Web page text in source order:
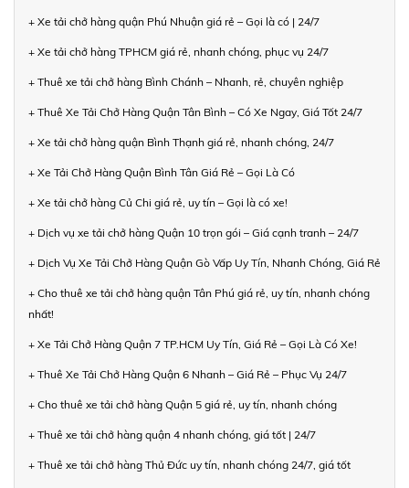
+ Xe tải chở hàng quận Phú Nhuận giá rẻ – Gọi là có | 24/7
+ Xe tải chở hàng TPHCM giá rẻ, nhanh chóng, phục vụ 24/7
+ Thuê xe tải chở hàng Bình Chánh – Nhanh, rẻ, chuyên nghiệp
+ Thuê Xe Tải Chở Hàng Quận Tân Bình – Có Xe Ngay, Giá Tốt 24/7
+ Xe tải chở hàng quận Bình Thạnh giá rẻ, nhanh chóng, 24/7
+ Xe Tải Chở Hàng Quận Bình Tân Giá Rẻ – Gọi Là Có
+ Xe tải chở hàng Củ Chi giá rẻ, uy tín – Gọi là có xe!
+ Dịch vụ xe tải chở hàng Quận 10 trọn gói – Giá cạnh tranh – 24/7
+ Dịch Vụ Xe Tải Chở Hàng Quận Gò Vấp Uy Tín, Nhanh Chóng, Giá Rẻ
+ Cho thuê xe tải chở hàng quận Tân Phú giá rẻ, uy tín, nhanh chóng
nhất!
+ Xe Tải Chở Hàng Quận 7 TP.HCM Uy Tín, Giá Rẻ – Gọi Là Có Xe!
+ Thuê Xe Tải Chở Hàng Quận 6 Nhanh – Giá Rẻ – Phục Vụ 24/7
+ Cho thuê xe tải chở hàng Quận 5 giá rẻ, uy tín, nhanh chóng
+ Thuê xe tải chở hàng quận 4 nhanh chóng, giá tốt | 24/7
+ Thuê xe tải chở hàng Thủ Đức uy tín, nhanh chóng 24/7, giá tốt